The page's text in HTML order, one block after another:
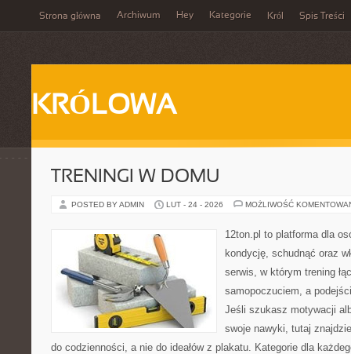
Strona główna Archiwum Hey Kategorie Król Spis Treści
KRÓLOWA
TRENINGI W DOMU
POSTED BY ADMIN LUT - 24 - 2026 MOŻLIWOŚĆ
12ton.pl to platforma dla
kondycję, schudnąć oraz
serwis, w którym trening
samopoczuciem, a
Jeśli szukasz motywacji
swoje nawyki, tutaj
do codzienności, a nie do ideałów z plakatu. Kategorie dla